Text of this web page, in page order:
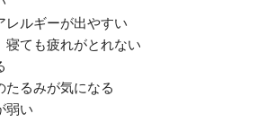
レルギーが出やすい
寝ても疲れがとれない
たるみが気になる
弱い